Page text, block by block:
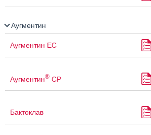
Аугментин
Аугментин ЕС
Аугментин® СР
Бактоклав